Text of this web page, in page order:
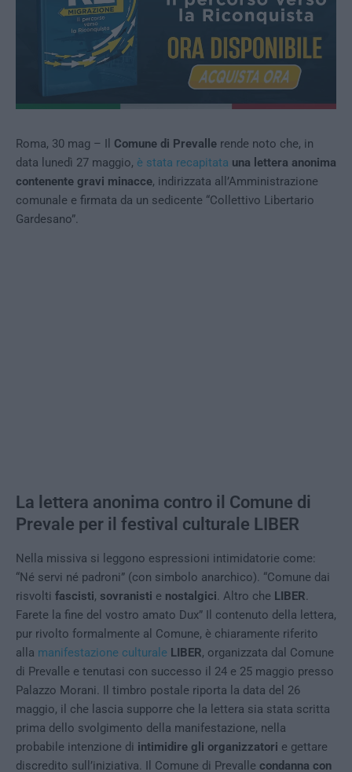
Roma, 30 mag – Il Comune di Prevalle rende noto che, in
data lunedì 27 maggio, è stata recapitata una lettera anonima
contenente gravi minacce, indirizzata all’Amministrazione
comunale e firmata da un sedicente “Collettivo Libertario
Gardesano”.
La lettera anonima contro il Comune di
Prevale per il festival culturale LIBER
Nella missiva si leggono espressioni intimidatorie come:
“Né servi né padroni” (con simbolo anarchico). “Comune dai
risvolti fascisti, sovranisti e nostalgici. Altro che LIBER.
Farete la fine del vostro amato Dux” Il contenuto della lettera,
pur rivolto formalmente al Comune, è chiaramente riferito
alla manifestazione culturale LIBER, organizzata dal Comune
di Prevalle e tenutasi con successo il 24 e 25 maggio presso
Palazzo Morani. Il timbro postale riporta la data del 26
maggio, il che lascia supporre che la lettera sia stata scritta
prima dello svolgimento della manifestazione, nella
probabile intenzione di intimidire gli organizzatori e gettare
discredito sull’iniziativa. Il Comune di Prevalle condanna con